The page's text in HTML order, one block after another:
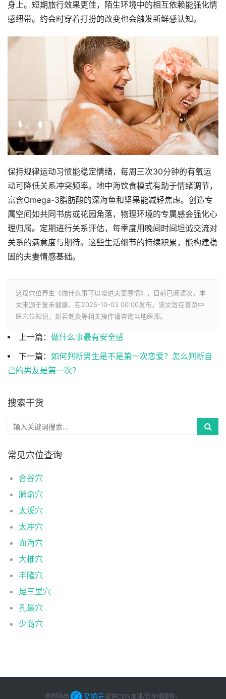
身上。短期旅行效果更佳，陌生环境中的相互依赖能强化情
感纽带。约会时穿着打扮的改变也会触发新鲜感认知。
保持规律运动习惯能稳定情绪，每周三次30分钟的有氧运
动可降低关系冲突频率。地中海饮食模式有助于情绪调节，
富含Omega-3脂肪酸的深海鱼和坚果能减轻焦虑。创造专
属空间如共同书房或花园角落，物理环境的专属感会强化心
理归属。定期进行关系评估，每季度用晚间时间坦诚交流对
关系的满意度与期待。这些生活细节的持续积累，能构建稳
固的夫妻情感基础。
这篇穴位养生《做什么事可以增进夫妻感情》，目前已阅读次，本
文来源于复禾健康，在2025-10-03 00:00发布，该文旨在普及中
医穴位知识，如若刺灸等相关操作请咨询当地医师。
上一篇： 做什么事最有安全感
下一篇： 如何判断男生是不是第一次恋爱？怎么判断自
己的男友是第一次？
搜索干货
常见穴位查询
合谷穴
肺俞穴
太溪穴
太冲穴
血海穴
大椎穴
丰隆穴
足三里穴
孔最穴
少商穴
本网站由 提供CDN加速/云存储服务。